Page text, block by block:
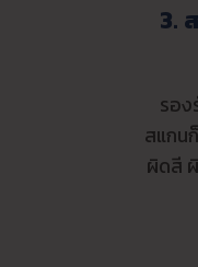
3.
รอง
สแกน
ผิดสี